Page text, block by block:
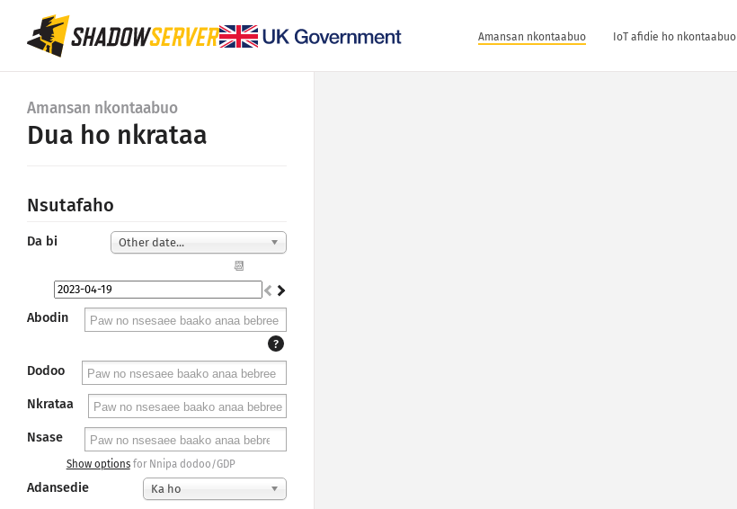
Amansan nkontaabuo IoT afidie ho nkontaabuo
Amansan nkontaabuo
Dua ho nkrataa
Nsutafaho
Da bi Other date...
📆
Abodin
?
Dodoo
Nkrataa
Nsase
Show optionsfor Nnipa dodoo/GDP
Adansedie Ka ho